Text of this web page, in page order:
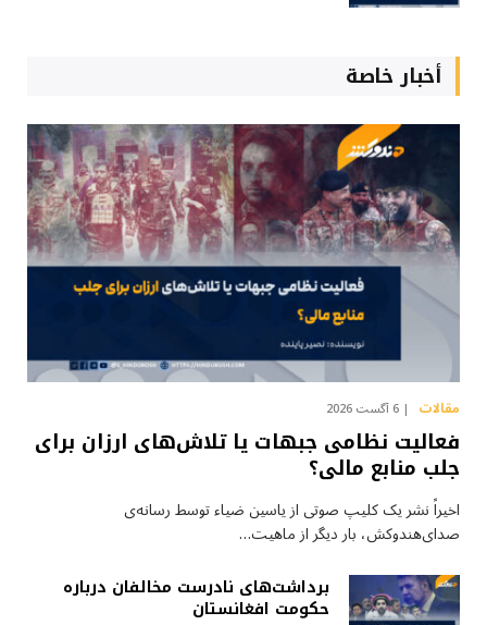
أخبار خاصة
مقالات 6 آگست 2026
فعالیت نظامی جبهات یا تلاش‌های ارزان برای
جلب منابع مالی؟
اخیراً نشر یک کلیپ صوتی از یاسین ضیاء توسط رسانه‌ی
صدای‌هندوکش، بار دیگر از ماهیت…
برداشت‌های نادرست مخالفان درباره
حکومت افغانستان